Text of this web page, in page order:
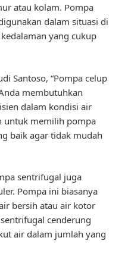
atau kolam. Pompa
dalam situasi di
yang cukup
Santoso, “Pompa celup
membutuhkan
dalam kondisi air
untuk memilih pompa
baik agar tidak mudah
sentrifugal juga
Pompa ini biasanya
bersih atau air kotor
cenderung
air dalam jumlah yang